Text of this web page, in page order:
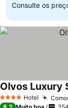
Consulte os
4 EstrelasHotel
Olvos Luxury